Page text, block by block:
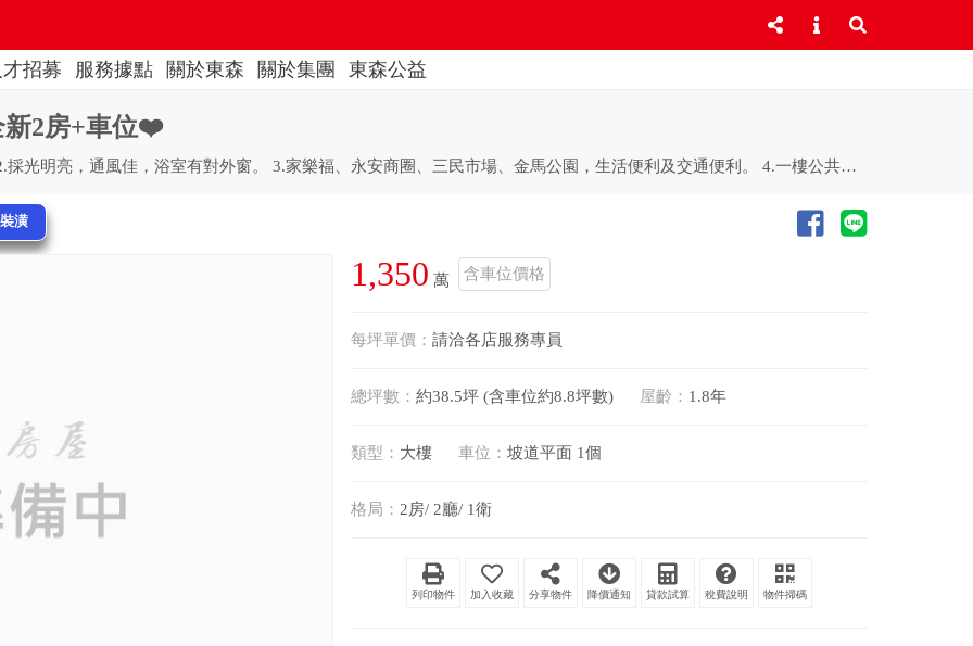
招募 服務據點 關於東森 關於集團 東森公益
新2房+車位❤️
1.零店面純住宅設計，保有住宅質感寧靜單純生活。 2.採光明亮，通風佳，浴室有對外窗。 3.家樂福、永安商圈、三民市場、金馬公園，生活便利及交通便利。 4.一樓公共服務空間:談心餐敘的吧檯服務區、閱覽室、多功能學藝中心、家教室、健身房、遊戲室等。 ^【歡迎 ω 賞屋】^ 【線上預約】/【來電預約】 ★→東森房屋｜彰化家樂福加盟店 ★→預約專線｜04-7355-333 ★→在地深耕｜用心經營｜歡迎委託銷售
潢
1,350 萬 含車位價格
每坪單價： 請洽各店服務專員
總坪數： 約38.5坪 (含車位約8.8坪數) 屋齡： 1.8年
類型： 大樓 車位： 坡道平面 1個
格局： 2房/ 2廳/ 1衛
列印物件 分享物件 降價通知 貸款試算 稅費說明 物件掃碼